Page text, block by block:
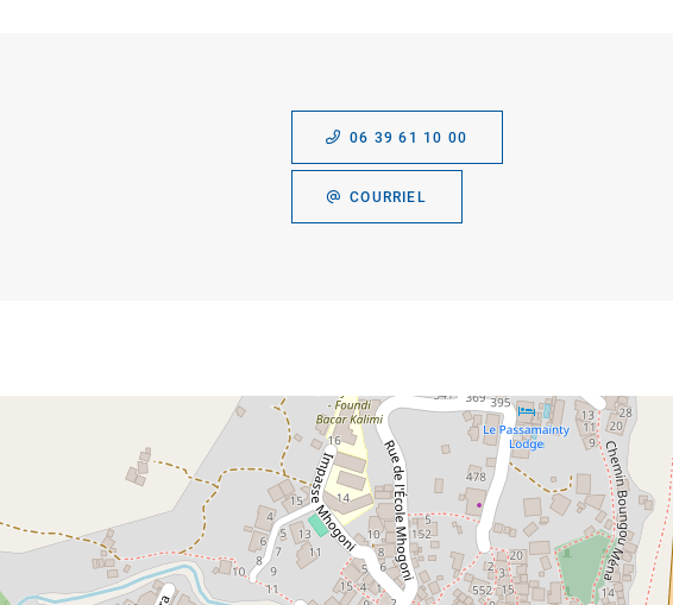
06 39 61 10 00
COURRIEL